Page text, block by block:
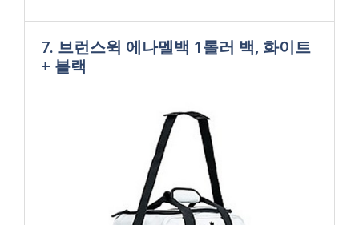
7. 브런스윅 에나멜백 1롤러 백, 화이트
+ 블랙